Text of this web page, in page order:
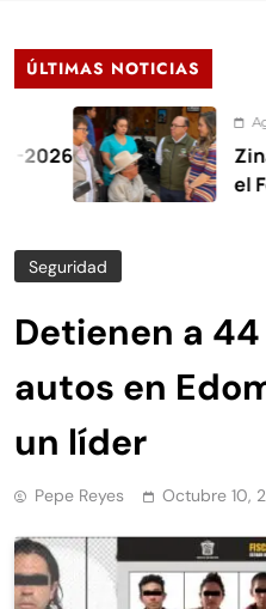
ÚLTIMAS NOTICIAS
Agosto 7,
el Festival
Seguridad
Detienen a
autos en
un líder
Pepe Reyes Octubre 10,